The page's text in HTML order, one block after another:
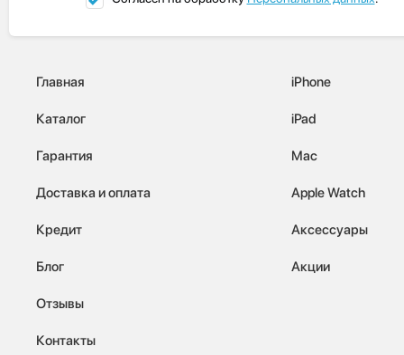
Главная
Каталог
Гарантия
Доставка и оплата
Кредит
Блог
Отзывы
Контакты
iPhone
iPad
Mac
Apple Watch
Аксессуары
Акции